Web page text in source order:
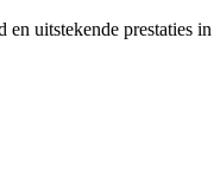
uitstekende prestaties